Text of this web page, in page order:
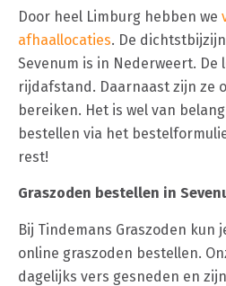
Door heel Limburg hebben we
afhaallocaties. De
Sevenum is in Nederweert. De
rijdafstand. Daarnaast zijn ze
bereiken. Het is wel van
bestellen via het
rest!
Graszoden bestellen in
Bij Tindemans Graszoden kun
online graszoden bestellen.
dagelijks vers gesneden en